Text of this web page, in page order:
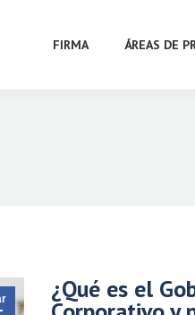
FIRMA ÁREAS DE
¿Qué es el